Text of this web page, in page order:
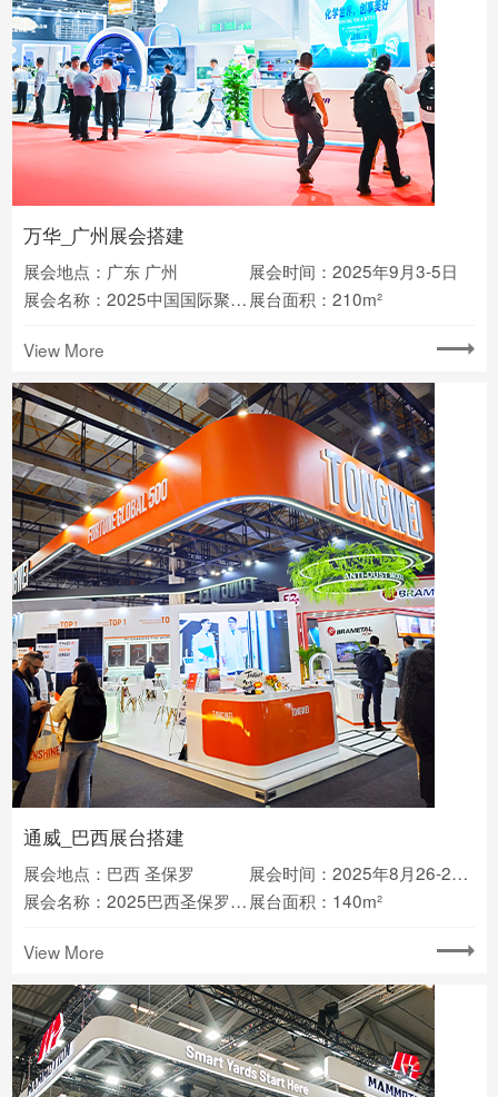
万华_广州展会搭建
展会地点：广东 广州
展会时间：2025年9月3-5日
展会名称：2025中国国际聚氨酯展览会(PU China) 展台面积：210m²
View More
通威_巴西展台搭建
展会地点：巴西 圣保罗
展会时间：2025年8月26-28日
展会名称：2025巴西圣保罗太阳能光伏展 展台面积：140m²
View More